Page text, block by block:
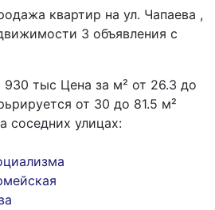
квартир на ул. Чапаева ,
3 объявления с
930 тыс Цена за м² от 26.3 до
от 30 до 81.5 м²
соседних улицах: